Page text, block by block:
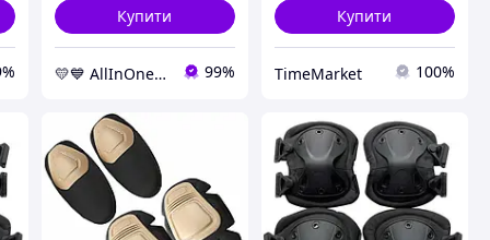
Купити
💛💙 AllInOne - знаходь все необхідне в одному магазині! 99%
Купити
TimeMarket 100%